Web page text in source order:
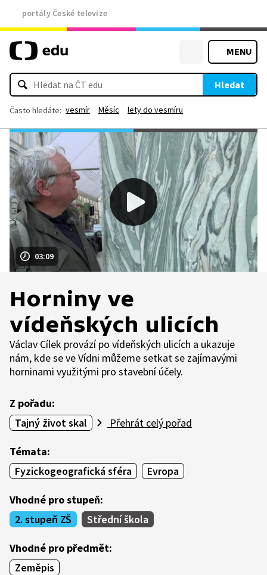
portály České televize
MENU
Hledat
Často hledáte: vesmír Měsíc lety do vesmíru
03:09
Horniny ve
vídeňských ulicích
Václav Cílek provází po vídeňských ulicích a ukazuje
nám, kde se ve Vídni můžeme setkat se zajímavými
horninami využitými pro stavební účely.
Z pořadu:
Tajný život skal
Přehrát celý pořad
Témata:
Fyzickogeografická sféra
Evropa
Vhodné pro stupeň:
2. stupeň ZŠ
Střední škola
Vhodné pro předmět:
Zeměpis